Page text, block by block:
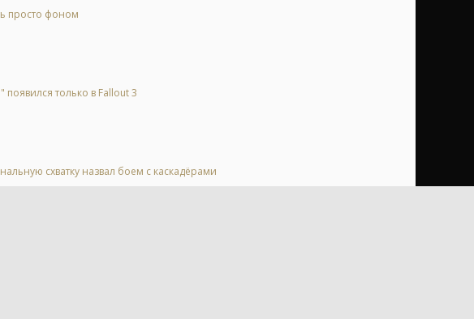
просто фоном
только в Fallout 3
схватку назвал боем с каскадёрами